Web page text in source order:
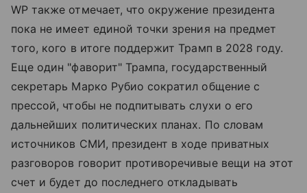
WP также отмечает, что окружение президента
пока не имеет единой точки зрения на предмет
того, кого в итоге поддержит Трамп в 2028 году.
Еще один "фаворит" Трампа, государственный
секретарь Марко Рубио сократил общение с
прессой, чтобы не подпитывать слухи о его
дальнейших политических планах. По словам
источников СМИ, президент в ходе приватных
разговоров говорит противоречивые вещи на этот
счет и будет до последнего откладывать